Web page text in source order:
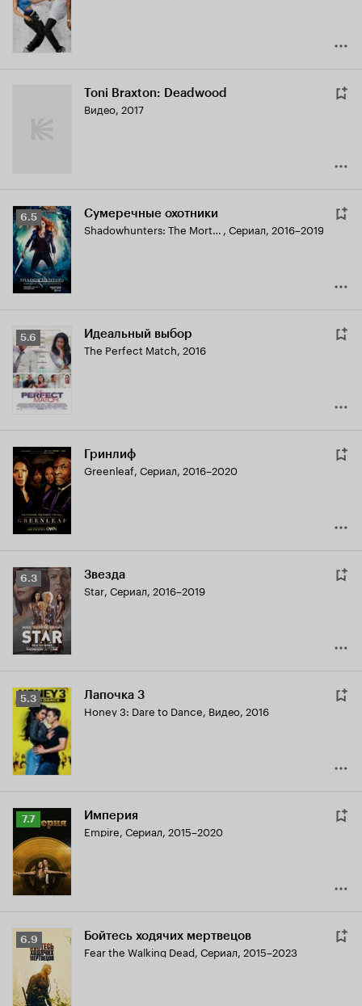
5.3
Toni Braxton: Deadwood
Видео, 2017
Рейтинг
Кинопоиска
6.5
6.5 Сумеречные охотники
Shadowhunters: The Mortal Instruments , Сериал, 2016–2019
Рейтинг
Кинопоиска
5.6
5.6 Идеальный выбор
The Perfect Match, 2016
Гринлиф
Greenleaf, Сериал, 2016–2020
Рейтинг
Кинопоиска
6.3
6.3 Звезда
Star, Сериал, 2016–2019
Рейтинг
Кинопоиска
5.3
5.3 Лапочка 3
Honey 3: Dare to Dance, Видео, 2016
Рейтинг
Кинопоиска
7.7
7.7 Империя
Empire, Сериал, 2015–2020
Рейтинг
Кинопоиска
6.9
6.9 Бойтесь ходячих мертвецов
Fear the Walking Dead, Сериал, 2015–2023